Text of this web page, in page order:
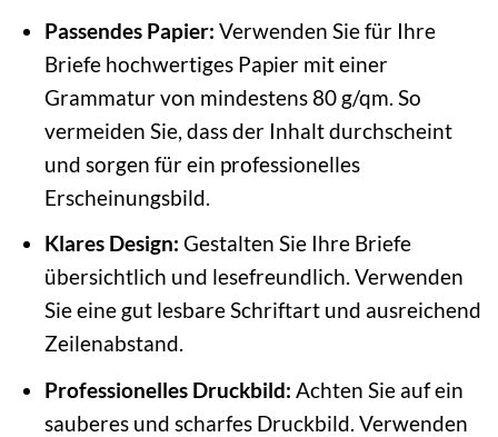
Passendes Papier: Verwenden Sie für Ihre
Briefe hochwertiges Papier mit einer
Grammatur von mindestens 80 g/qm. So
vermeiden Sie, dass der Inhalt durchscheint
und sorgen für ein professionelles
Erscheinungsbild.
Klares Design: Gestalten Sie Ihre Briefe
übersichtlich und lesefreundlich. Verwenden
Sie eine gut lesbare Schriftart und ausreichend
Zeilenabstand.
Professionelles Druckbild: Achten Sie auf ein
sauberes und scharfes Druckbild. Verwenden